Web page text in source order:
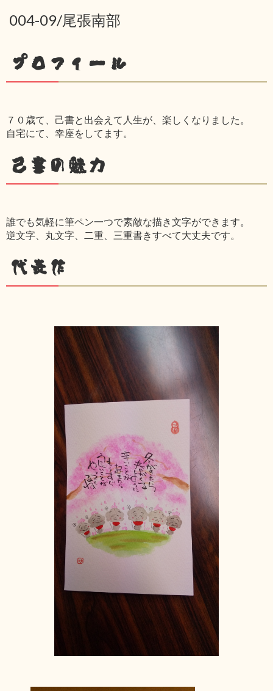
004-09/尾張南部
プロフィール
７０歳て、己書と出会えて人生が、楽しくなりました。
自宅にて、幸座をしてます。
己書の魅力
誰でも気軽に筆ペン一つで素敵な描き文字ができます。
逆文字、丸文字、二重、三重書きすべて大丈夫です。
代表作